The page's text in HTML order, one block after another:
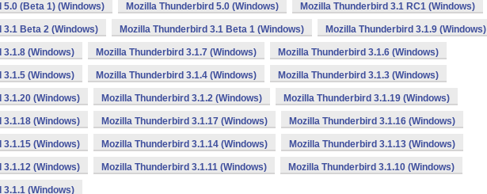
5.0 (Beta 1) (Windows) Mozilla Thunderbird 5.0 (Windows) Mozilla Thunderbird 3.1 RC1 (Windows)
3.1 Beta 2 (Windows) Mozilla Thunderbird 3.1 Beta 1 (Windows) Mozilla Thunderbird 3.1.9 (Windows)
3.1.8 (Windows) Mozilla Thunderbird 3.1.7 (Windows) Mozilla Thunderbird 3.1.6 (Windows)
3.1.5 (Windows) Mozilla Thunderbird 3.1.4 (Windows) Mozilla Thunderbird 3.1.3 (Windows)
3.1.20 (Windows) Mozilla Thunderbird 3.1.2 (Windows) Mozilla Thunderbird 3.1.19 (Windows)
3.1.18 (Windows) Mozilla Thunderbird 3.1.17 (Windows) Mozilla Thunderbird 3.1.16 (Windows)
3.1.15 (Windows) Mozilla Thunderbird 3.1.14 (Windows) Mozilla Thunderbird 3.1.13 (Windows)
3.1.12 (Windows) Mozilla Thunderbird 3.1.11 (Windows) Mozilla Thunderbird 3.1.10 (Windows)
3.1.1 (Windows)